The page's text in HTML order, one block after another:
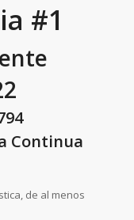
#1
Continua
de al menos